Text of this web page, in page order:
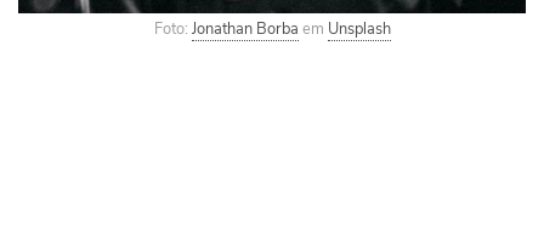
Foto: Jonathan Borba em Unsplash